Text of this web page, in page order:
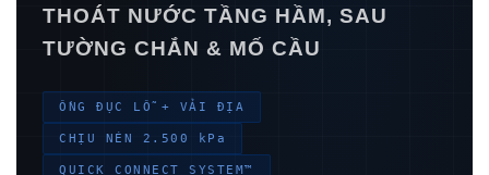
THOÁT NƯỚC TẦNG HẦM, SAU
TƯỜNG CHẮN & MỐ CẦU
ỐNG ĐỤC LỖ + VẢI ĐỊA
CHỊU NÉN 2.500 kPa
QUICK CONNECT SYSTEM™